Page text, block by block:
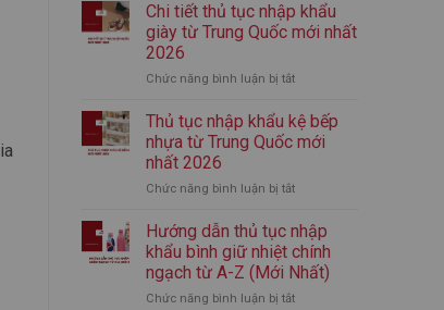
Chi tiết thủ tục nhập khẩu
giày từ Trung Quốc mới nhất
2026
Chức năng bình luận bị tắtở
tiết
thủ
khẩu
từ
Trung
Quốc
mới
nhất
Thủ tục nhập khẩu kệ bếp
nhựa từ Trung Quốc mới
nhất 2026
Chức năng bình luận bị tắtở
tục
nhập
khẩu
kệ
bếp
Hướng dẫn thủ tục nhập
khẩu bình giữ nhiệt chính
ngạch từ A-Z (Mới Nhất)
Chức năng bình luận bị tắtở